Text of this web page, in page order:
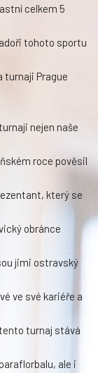
celkem 5
tohoto sportu
turnaji Prague
nejen naše
roce pověsil
který se
obránce
jimi ostravský
ve své kariéře a
turnaj stává
ale i